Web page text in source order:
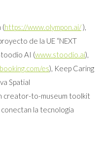
(https://www.olympon.ai/),
de la UE “NEXT
AI (www.stoodio.ai),
es), Keep Caring
Spatial
creator-to-museum toolkit
la tecnología